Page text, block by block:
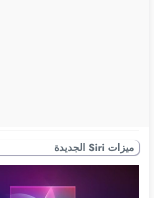
ميزات Siri الجديدة